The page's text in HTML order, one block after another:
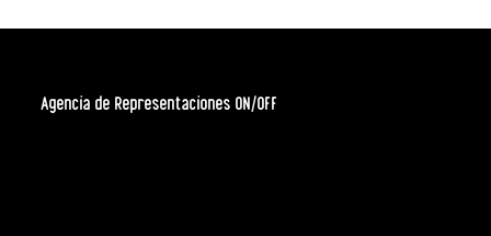
Agencia de Representaciones ON/OFF